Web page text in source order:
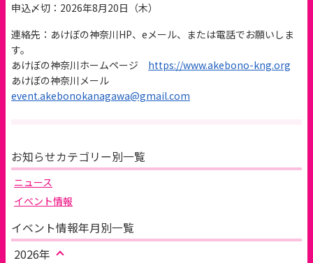
申込〆切：2026年8月20日（木）
連絡先：あけぼの神奈川HP、eメール、または電話でお願いしま
す。
あけぼの神奈川ホームページ https://www.akebono-kng.org
あけぼの神奈川メール
event.akebonokanagawa@gmail.com
お知らせカテゴリー別一覧
ニュース
イベント情報
イベント情報年月別一覧
2026年